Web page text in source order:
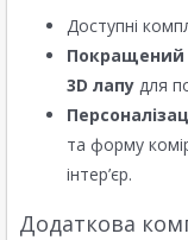
Доступні
Покращений
3D лапу для
та форму
інтер’єр.
Додаткова